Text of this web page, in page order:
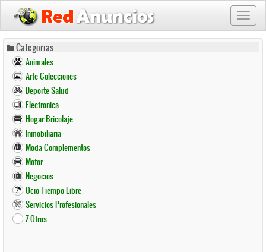
Pasar
contenido
principal
Categorias
Animales
Arte Colecciones
Deporte Salud
Electronica
Hogar Bricolaje
Inmobiliaria
Moda Complementos
Motor
Negocios
Ocio Tiempo Libre
Servicios Profesionales
Z-Otros